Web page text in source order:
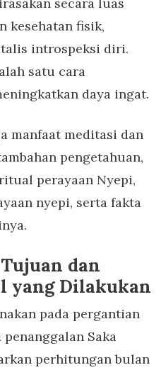
secara luas
kesehatan fisik,
introspeksi diri.
satu cara
daya ingat.
manfaat meditasi dan
pengetahuan,
perayaan Nyepi,
nyepi, serta fakta
dan
yang Dilakukan
pada pergantian
Saka
perhitungan bulan